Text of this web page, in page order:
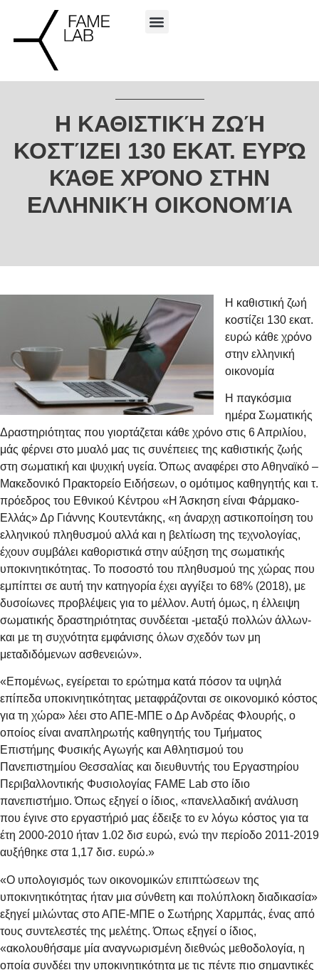
Η ΚΑΘΙΣΤΙΚΉ ΖΩΉ
ΚΟΣΤΊΖΕΙ 130 ΕΚΑΤ. ΕΥΡΏ
ΚΆΘΕ ΧΡΌΝΟ ΣΤΗΝ
ΕΛΛΗΝΙΚΉ ΟΙΚΟΝΟΜΊΑ
Η καθιστική ζωή
κοστίζει 130 εκατ.
ευρώ κάθε χρόνο
στην ελληνική
οικονομία
Η παγκόσμια
ημέρα Σωματικής
Δραστηριότητας που γιορτάζεται κάθε χρόνο στις 6 Απριλίου,
μάς φέρνει στο μυαλό μας τις συνέπειες της καθιστικής ζωής
στη σωματική και ψυχική υγεία. Όπως αναφέρει στο Αθηναϊκό –
Μακεδονικό Πρακτορείο Ειδήσεων, ο ομότιμος καθηγητής και τ.
πρόεδρος του Εθνικού Κέντρου «Η Άσκηση είναι Φάρμακο-
Ελλάς» Δρ Γιάννης Κουτεντάκης, «η άναρχη αστικοποίηση του
ελληνικού πληθυσμού αλλά και η βελτίωση της τεχνολογίας,
έχουν συμβάλει καθοριστικά στην αύξηση της σωματικής
υποκινητικότητας. Το ποσοστό του πληθυσμού της χώρας που
εμπίπτει σε αυτή την κατηγορία έχει αγγίξει το 68% (2018), με
δυσοίωνες προβλέψεις για το μέλλον. Αυτή όμως, η έλλειψη
σωματικής δραστηριότητας συνδέεται -μεταξύ πολλών άλλων-
και με τη συχνότητα εμφάνισης όλων σχεδόν των μη
μεταδιδόμενων ασθενειών».
«Επομένως, εγείρεται το ερώτημα κατά πόσον τα υψηλά
επίπεδα υποκινητικότητας μεταφράζονται σε οικονομικό κόστος
για τη χώρα» λέει στο ΑΠΕ-ΜΠΕ ο Δρ Ανδρέας Φλουρής, ο
οποίος είναι αναπληρωτής καθηγητής του Τμήματος
Επιστήμης Φυσικής Αγωγής και Αθλητισμού του
Πανεπιστημίου Θεσσαλίας και διευθυντής του Εργαστηρίου
Περιβαλλοντικής Φυσιολογίας FAME Lab στο ίδιο
πανεπιστήμιο. Όπως εξηγεί ο ίδιος, «πανελλαδική ανάλυση
που έγινε στο εργαστήριό μας έδειξε το εν λόγω κόστος για τα
έτη 2000-2010 ήταν 1.02 δισ ευρώ, ενώ την περίοδο 2011-2019
αυξήθηκε στα 1,17 δισ. ευρώ.»
«Ο υπολογισμός των οικονομικών επιπτώσεων της
υποκινητικότητας ήταν μια σύνθετη και πολύπλοκη διαδικασία»
εξηγεί μιλώντας στο ΑΠΕ-ΜΠΕ ο Σωτήρης Χαρμπάς, ένας από
τους συντελεστές της μελέτης. Όπως εξηγεί ο ίδιος,
«ακολουθήσαμε μία αναγνωρισμένη διεθνώς μεθοδολογία, η
οποία συνδέει την υποκινητικότητα με τις πέντε πιο σημαντικές